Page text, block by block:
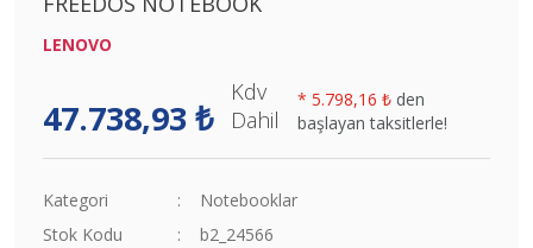
LENOVO
47.738,93 ₺
Kdv
Dahil
* 5.798,16 ₺ den
başlayan taksitlerle!
Kategori
Notebooklar
Stok Kodu
b2_24566